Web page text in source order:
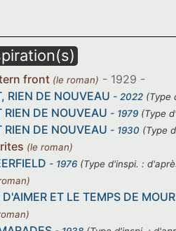
front (le roman) - 1929 -
RIEN DE NOUVEAU - 2022 (Type
RIEN DE NOUVEAU - 1979 (Type
RIEN DE NOUVEAU - 1930 (Type
(le roman)
- 1976 (Type d'inspi. :
ET LE TEMPS DE